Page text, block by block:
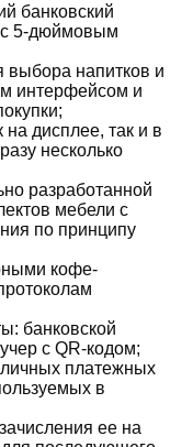
банковский
5-дюймовым
напитков и
интерфейсом и
дисплее, так и в
несколько
разработанной
мебели с
по принципу
кофе-
банковской
с QR-кодом;
платежных
в
ее на